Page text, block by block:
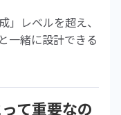
」レベルを超え、
一緒に設計できる
て重要なの